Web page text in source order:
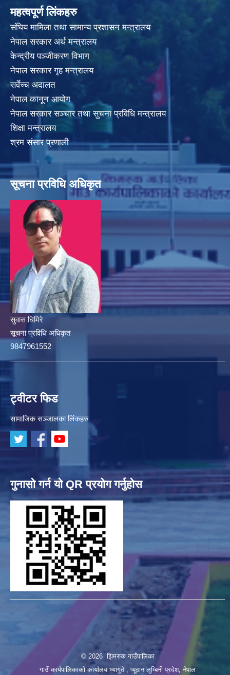
महत्वपूर्ण लिंकहरु
संघिय मामिला तथा सामान्य प्रशासन मन्त्रालय
नेपाल सरकार अर्थ मन्त्रालय
केन्द्रीय पञ्जीकरण विभाग
नेपाल सरकार गृह मन्त्रालय
सर्वेच्च अदालत
नेपाल कानून आयोग
नेपाल सरकार सञ्चार तथा सुचना प्रविधि मन्त्रालय
शिक्षा मन्त्रालय
श्रम संसार प्रणाली
सूचना प्रविधि अधिकृत
सुवास घिमिरे
सूचना प्रविधि अधिकृत
9847961552
ट्वीटर फिड
सामाजिक सञ्जालका लिंकहरु
गुनासो गर्न यो QR प्रयोग गर्नुहोस
© 2026 झिमरुक गाउँपालिका
गाउँ कार्यपालिकाको कार्यालय भ्यागुते , प्यूठान लुम्बिनी प्रदेश, नेपाल